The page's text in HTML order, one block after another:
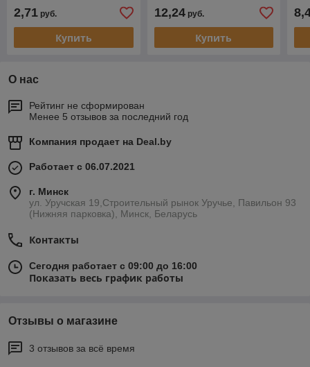
2,71 руб.
Купить
12,24руб.
Купить
О нас
Рейтинг не сформирован
Менее 5 отзывов за последний год
Компания продает на Deal.by
Работает с 06.07.2021
г. Минск
ул. Уручская 19,Строительный рынок Уручье, Павильон 93
(Нижняя парковка), Минск, Беларусь
Контакты
Сегодня работает с 09:00 до 16:00
Показать весь график работы
Отзывы о магазине
3 отзывов за всё время